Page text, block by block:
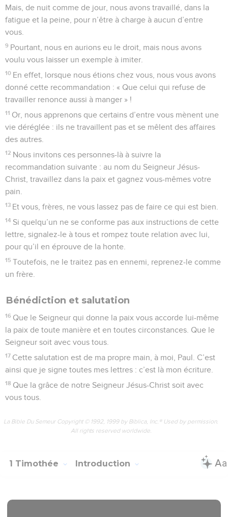
Mais, de nuit comme de jour, nous avons travaillé, dans la
fatigue et la peine, pour n’être à charge à aucun d’entre
vous.
9 Pourtant, nous en aurions eu le droit, mais nous avons
voulu vous laisser un exemple à imiter.
10 En effet, lorsque nous étions chez vous, nous vous avons
donné cette recommandation : « Que celui qui refuse de
travailler renonce aussi à manger » !
11 Or, nous apprenons que certains d’entre vous mènent une
vie déréglée : ils ne travaillent pas et se mêlent des affaires
des autres.
12 Nous invitons ces personnes-là à suivre la
recommandation suivante : au nom du Seigneur Jésus-
Christ, travaillez dans la paix et gagnez vous-mêmes votre
pain.
13 Et vous, frères, ne vous lassez pas de faire ce qui est bien.
14 Si quelqu’un ne se conforme pas aux instructions de cette
lettre, signalez-le à tous et rompez toute relation avec lui,
pour qu’il en éprouve de la honte.
15 Toutefois, ne le traitez pas en ennemi, reprenez-le comme
un frère.
Bénédiction et salutation
16 Que le Seigneur qui donne la paix vous accorde lui-même
la paix de toute manière et en toutes circonstances. Que le
Seigneur soit avec vous tous.
17 Cette salutation est de ma propre main, à moi, Paul. C’est
ainsi que je signe toutes mes lettres : c’est là mon écriture.
18 Que la grâce de notre Seigneur Jésus-Christ soit avec
vous tous.
La Bible Du Semeur Copyright © 1992, 1999 by Biblica, Inc.® Used by permission.
All rights reserved worldwide.
1 Timothée Introduction